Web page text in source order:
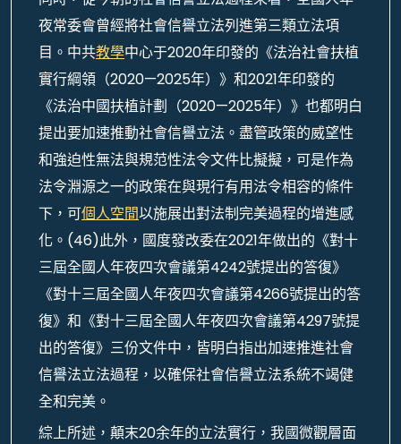
夜常委會曾經將社會信譽立法列進第三類立法項
目。中共教學中心于2020年印發的《法治社會扶植
實行綱領（2020—2025年）》和2021年印發的
《法治中國扶植計劃（2020—2025年）》也都明白
提出要加速推動社會信譽立法。盡管政策的威望性
和強迫性無法與規范性法令文件比擬擬，可是作為
法令淵源之一的政策在與現行有用法令相容的條件
下，可個人空間以施展出對法制完美過程的增進感
化。(46)此外，國度發改委在2021年做出的《對十
三屆全國人年夜四次會議第4242號提出的答復》
《對十三屆全國人年夜四次會議第4266號提出的答
復》和《對十三屆全國人年夜四次會議第4297號提
出的答復》三份文件中，皆明白指出加速推進社會
信譽法立法過程，以確保社會信譽立法系統不竭健
全和完美。
綜上所述，顛末20余年的立法實行，我國微觀層面